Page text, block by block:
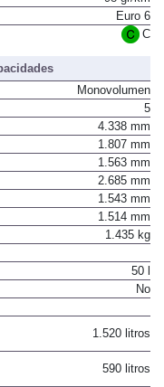
Euro 6
C
Monovolumen
5
4.338 mm
1.807 mm
1.563 mm
2.685 mm
1.543 mm
1.514 mm
1.435 kg
50 l
No
1.520 litros
590 litros